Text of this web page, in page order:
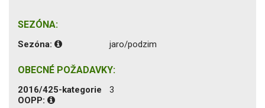
SEZÓNA:
Sezóna: jaro/podzim
OBECNÉ POŽADAVKY:
2016/425-kategorie
OOPP:
3